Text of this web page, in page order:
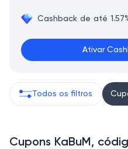
Cashback de até
Ativar
Todos os filtros
Cupons KaBuM,